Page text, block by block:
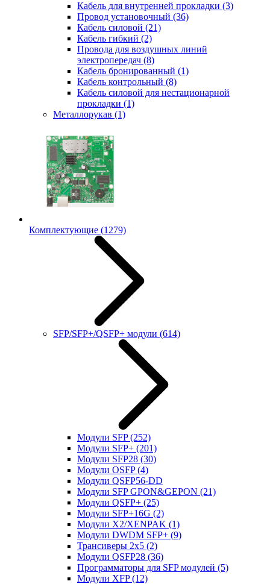
Кабель для внутренней прокладки (3)
Провод установочный (36)
Кабель силовой (21)
Кабель гибкий (2)
Провода для воздушных линий
электропередач (8)
Кабель бронированный (1)
Кабель контрольный (8)
Кабель силовой для нестационарной
прокладки (1)
Металлорукав (1)
Комплектующие (1279)
SFP/SFP+/QSFP+ модули (614)
Модули SFP(252)
Модули SFP+ (201)
Модули SFP28 (30)
Модули OSFP(4)
Модули QSFP56-DD
Модули SFP GPON&GEPON (21)
Модули QSFP+ (25)
Модули SFP+16G (2)
Модули X2/XENPAK (1)
Модули DWDM SFP+ (9)
Трансиверы 2x5 (2)
Модули QSFP28 (36)
Программаторы для SFP модулей (5)
Модули XFP(12)